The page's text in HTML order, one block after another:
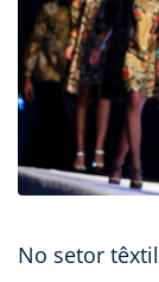
No setor